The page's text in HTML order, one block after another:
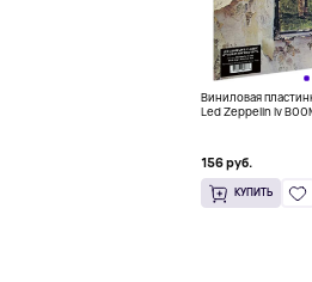
Виниловая
Led Zeppelin Iv
156 руб.
КУПИТЬ